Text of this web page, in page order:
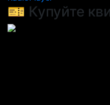
🎫 Купуйте